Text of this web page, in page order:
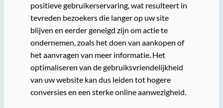
positieve gebruikerservaring, wat resulteert in
tevreden bezoekers die langer op uw site
blijven en eerder geneigd zijn om actie te
ondernemen, zoals het doen van aankopen of
het aanvragen van meer informatie. Het
optimaliseren van de gebruiksvriendelijkheid
van uw website kan dus leiden tot hogere
conversies en een sterke online aanwezigheid.